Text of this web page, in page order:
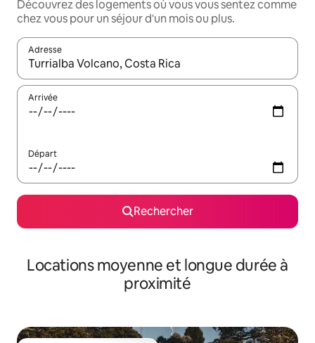
Découvrez des logements où vous vous sentez comme
chez vous pour un séjour d'un mois ou plus.
Adresse
Lorsque les résultats s'affichent, utilisez les flèches vers le
Arrivée
Départ
Rechercher
Locations moyenne et longue durée à
proximité